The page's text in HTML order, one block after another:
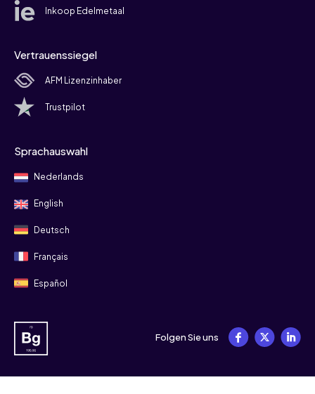
Inkoop Edelmetaal
Vertrauenssiegel
AFM Lizenzinhaber
Trustpilot
Sprachauswahl
Nederlands
English
Deutsch
Français
Español
Folgen Sie uns